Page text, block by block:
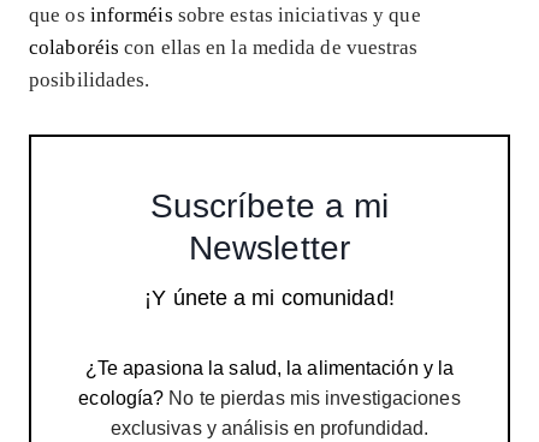
que os informéis sobre estas iniciativas y que
colaboréis con ellas en la medida de vuestras
posibilidades.
Suscríbete a mi
Newsletter
¡Y únete a mi comunidad!
¿Te apasiona la salud, la alimentación y la
ecología? No te pierdas mis investigaciones
exclusivas y análisis en profundidad.